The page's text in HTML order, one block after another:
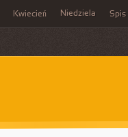
Kwiecień Niedziela Spis